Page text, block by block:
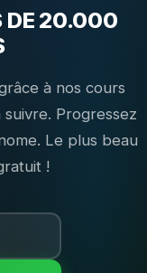
DE 20.000
à nos cours
Progressez
Le plus beau
!